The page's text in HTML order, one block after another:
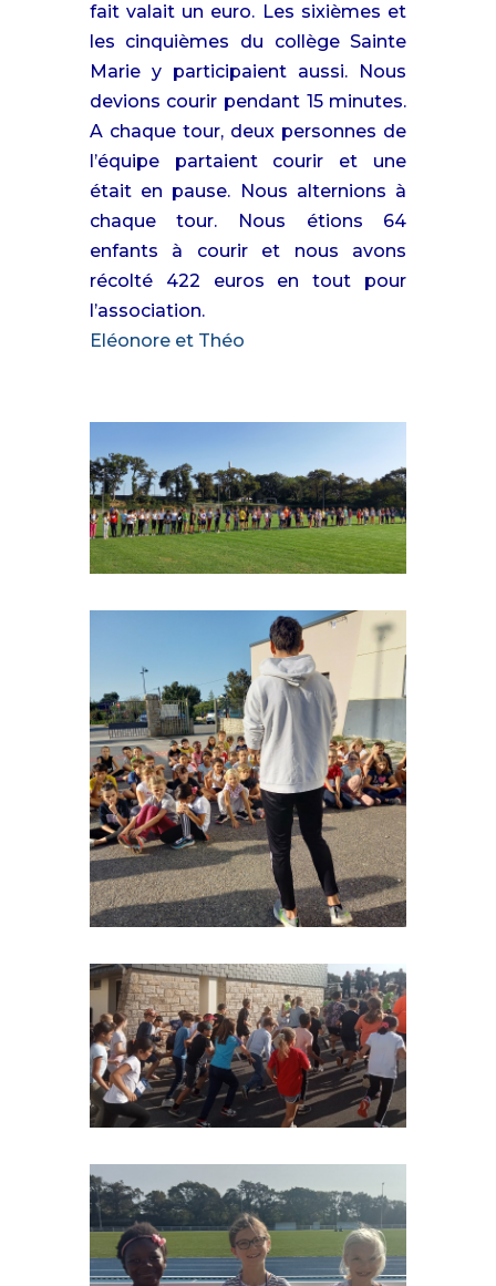
fait valait un euro. Les sixièmes et
les cinquièmes du collège Sainte
Marie y participaient aussi. Nous
devions courir pendant 15 minutes.
A chaque tour, deux personnes de
l’équipe partaient courir et une
était en pause. Nous alternions à
chaque tour. Nous étions 64
enfants à courir et nous avons
récolté 422 euros en tout pour
l’association.
Eléonore et Théo